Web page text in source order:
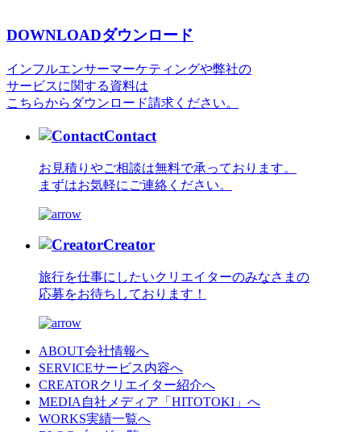
DOWNLOADダウンロード
インフルエンサーマーケティングや弊社の
サービスに関する資料は
こちらからダウンロード請求ください。
Contact
お見積りやご相談は無料で承っております。
まずはお気軽にご連絡ください。
Creator
旅行を仕事にしたいクリエイターのみなさまの
応募をお待ちしております！
ABOUT会社情報へ
SERVICEサービス内容へ
CREATOR クリエイター紹介へ
MEDIA 自社メディア「HITOTOKI」へ
WORKS実績一覧へ